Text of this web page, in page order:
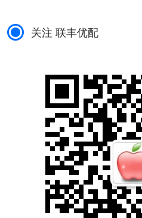
关注 联丰优配